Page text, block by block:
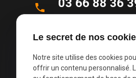
phone 03 66 88 36
Appel non surtaxé
place
Allée des Roseaux
59270 Bailleul
Le secret de nos
Notre site utilise des cookies
offrir un contenu personnalisé.